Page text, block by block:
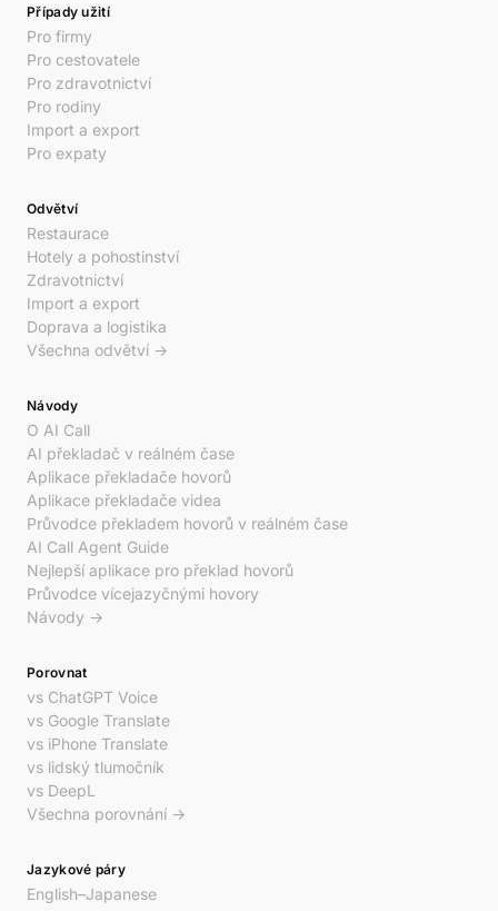
Případy užití
Pro firmy
Pro cestovatele
Pro zdravotnictví
Pro rodiny
Import a export
Pro expaty
Odvětví
Restaurace
Hotely a pohostinství
Zdravotnictví
Import a export
Doprava a logistika
Všechna odvětví →
Návody
O AI Call
AI překladač v reálném čase
Aplikace překladače hovorů
Aplikace překladače videa
Průvodce překladem hovorů v reálném čase
AI Call Agent Guide
Nejlepší aplikace pro překlad hovorů
Průvodce vícejazyčnými hovory
Návody →
Porovnat
vs ChatGPT Voice
vs Google Translate
vs iPhone Translate
vs lidský tlumočník
vs DeepL
Všechna porovnání →
Jazykové páry
English–Japanese